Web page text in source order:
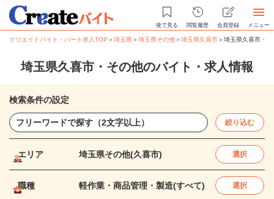
後で見る 閲覧履歴 会員登録 メニュー
クリエイトバイト・パート求人TOP ＞埼玉県＞埼玉県その他＞埼玉県久喜市＞埼玉県久喜市・
埼玉県久喜市・その他のバイト・求人情報
検索条件の設定
絞り込む
エリア 埼玉県その他(久喜市) 選択
職種 軽作業・商品管理・製造(すべて) 選択